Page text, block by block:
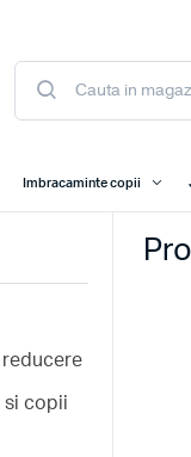
Imbracaminte copii
si copii